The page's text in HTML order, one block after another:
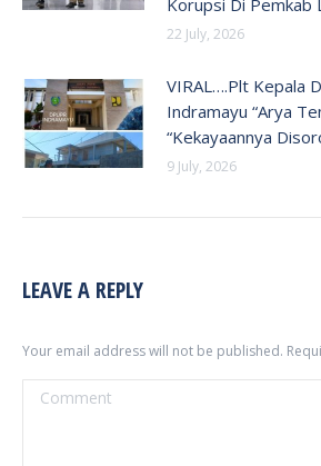
Korupsi Di Pemkab
22 July, 2026
VIRAL….Plt Kepala
Indramayu “Arya
“Kekayaannya
9 July, 2026
LEAVE A REPLY
Your email address will not be published.
Comment